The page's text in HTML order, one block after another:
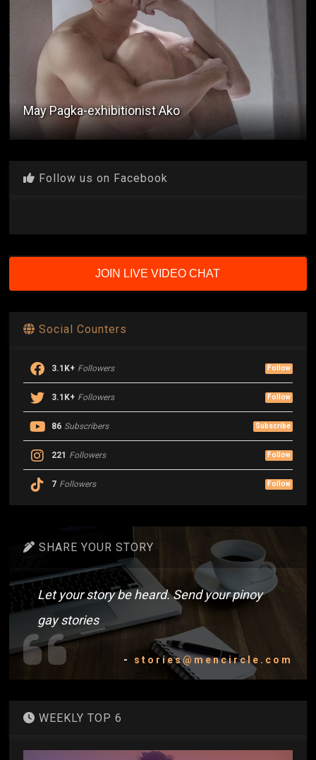
May Pagka-exhibitionist Ako
Follow us on Facebook
JOIN LIVE VIDEO CHAT
Social Counters
3.1K+ Followers Follow
3.1K+ Followers Follow
86 Subscribers Subscribe
221 Followers Follow
7 Followers Follow
SHARE YOUR STORY
Let your story be heard. Send your pinoy
gay stories
- stories@mencircle.com
WEEKLY TOP 6